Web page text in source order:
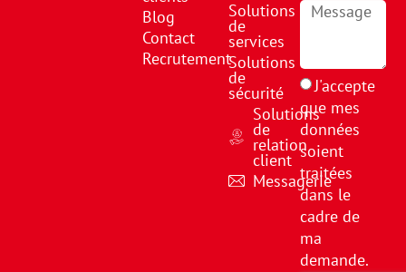
Blog
Contact
Recrutement
Solutions
de
services
Solutions
de
sécurité
Solutions
de
relation
client
Messagerie
J'accepte
que mes
données
soient
traitées
dans le
cadre de
ma
demande.